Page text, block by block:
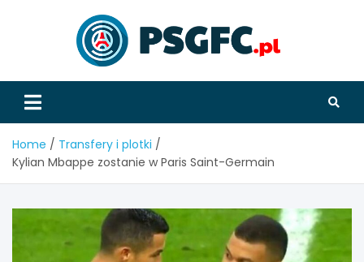
Home
Transfery i plotki
Kylian Mbappe zostanie w Paris Saint-Germain